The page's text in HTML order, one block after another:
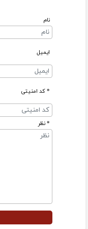
نام
ایمیل
* کد امنیتی
* نظر